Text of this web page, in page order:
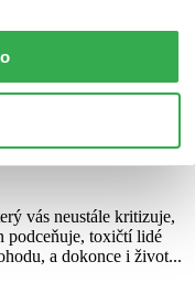
a sociopatům
vás neustále kritizuje,
podceňuje, toxičtí lidé
a dokonce i život...